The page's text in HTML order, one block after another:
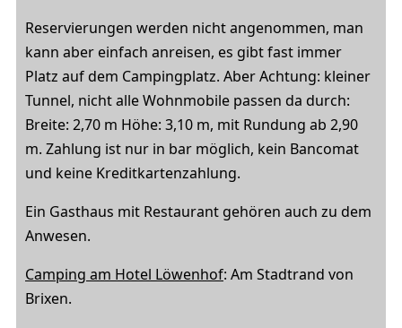
Reservierungen werden nicht angenommen, man
kann aber einfach anreisen, es gibt fast immer
Platz auf dem Campingplatz. Aber Achtung: kleiner
Tunnel, nicht alle Wohnmobile passen da durch:
Breite: 2,70 m Höhe: 3,10 m, mit Rundung ab 2,90
m. Zahlung ist nur in bar möglich, kein Bancomat
und keine Kreditkartenzahlung.
Ein Gasthaus mit Restaurant gehören auch zu dem
Anwesen.
Camping am Hotel Löwenhof: Am Stadtrand von
Brixen.